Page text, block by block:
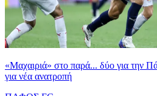
«Μαχαιριά» στο παρά... δύο για την
για νέα ανατροπή